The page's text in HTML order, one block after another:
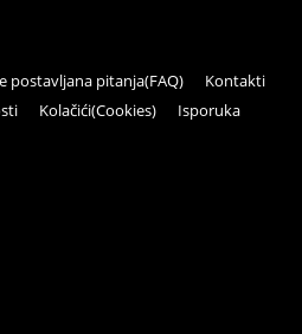
postavljana pitanja(FAQ)
Kontakti
Kolačići(Cookies)
Isporuka